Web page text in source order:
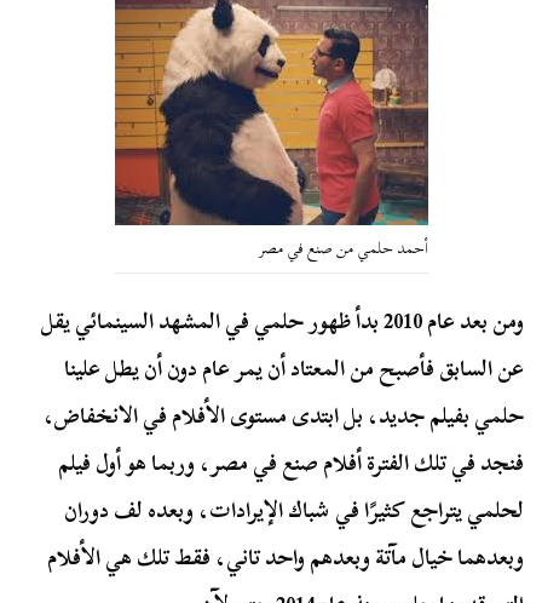
أحمد حلمي من صنع في مصر
ومن بعد عام 2010 بدأ ظهور حلمي في المشهد السينمائي يقل
عن السابق فأصبح من المعتاد أن يمر عام دون أن يطل علينا
حلمي بفيلم جديد، بل ابتدى مستوى الأفلام في الانخفاض،
فنجد في تلك الفترة أفلام صنع في مصر، وربما هو أول فيلم
لحلمي يتراجع كثيرًا في شباك الإيرادات، وبعده لف دوران
وبعدهما خيال مآتة وبعدهم واحد تاني، فقط تلك هي الأفلام